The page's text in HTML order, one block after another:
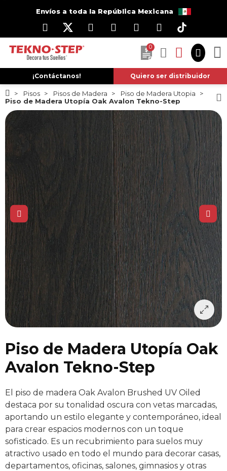
Envíos a toda la República Mexicana
0
¡Contáctanos! Quiero ser distribuidor
Pisos Pisos de Madera
Piso de Madera Utopia
Piso de Madera Utopía Oak Avalon Tekno-Step
Piso de Madera Utopía Oak
Avalon Tekno-Step
El piso de madera Oak Avalon Brushed UV Oiled
destaca por su tonalidad oscura con vetas marcadas,
aportando un estilo elegante y contemporáneo, ideal
para crear espacios modernos con un toque
sofisticado. Es un recubrimiento para suelos muy
atractivo usado en todo el mundo para decorar casas,
departamentos, oficinas, salones, gimnasios y otras